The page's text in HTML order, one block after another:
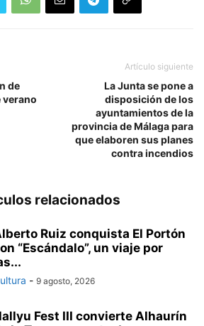
de
verano
Artículo siguiente
La Junta se pone a
disposición de los
ayuntamientos de la
provincia de Málaga para
que elaboren sus planes
contra incendios
relacionados
Ruiz conquista El Portón
“Escándalo”, un viaje por
- 9 agosto, 2026
Fest III convierte Alhaurín